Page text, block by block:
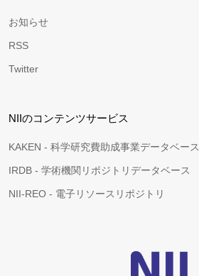
お知らせ
RSS
Twitter
NIIのコンテンツサービス
KAKEN - 科学研究費助成事業データベース
IRDB - 学術機関リポジトリデータベース
NII-REO - 電子リソースリポジトリ